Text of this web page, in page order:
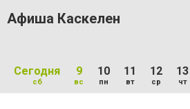
Афиша Каскелен
Сегодня
сб
9
вс
10
пн
11
вт
12
ср
13
чт